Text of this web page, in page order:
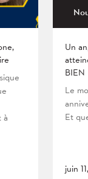
à
Un
BIEN
Le
Et
juin